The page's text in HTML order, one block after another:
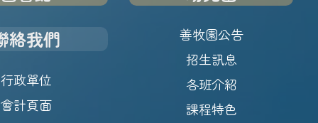
絡我們
行政單位
會計頁面
善牧園公告
招生訊息
各班介紹
課程特色